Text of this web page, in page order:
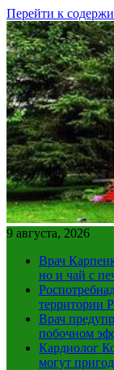
Перейти к
9 августа, 2026
Врач
но и чай с
территории
Врач
побочном
Кардиолог
могут